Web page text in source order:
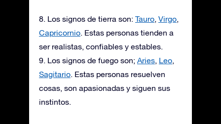
8. Los signos de tierra son: Tauro, Virgo,
Capricornio. Estas personas tienden a
ser realistas, confiables y estables.
9. Los signos de fuego son; Aries, Leo,
Sagitario. Estas personas resuelven
cosas, son apasionadas y siguen sus
instintos.